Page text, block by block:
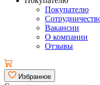
Покупателю
Вакансии
О компании
Отзывы
Избранное